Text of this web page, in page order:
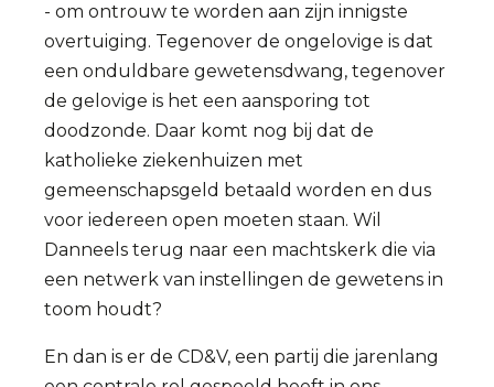
- om ontrouw te worden aan zijn innigste
overtuiging. Tegenover de ongelovige is dat
een onduldbare gewetensdwang, tegenover
de gelovige is het een aansporing tot
doodzonde. Daar komt nog bij dat de
katholieke ziekenhuizen met
gemeenschapsgeld betaald worden en dus
voor iedereen open moeten staan. Wil
Danneels terug naar een machtskerk die via
een netwerk van instellingen de gewetens in
toom houdt?
En dan is er de CD&V, een partij die jarenlang